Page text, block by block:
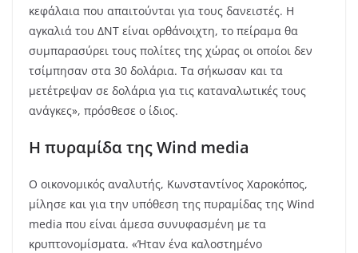
κεφάλαια που απαιτούνται για τους δανειστές. Η
αγκαλιά του ΔΝΤ είναι ορθάνοιχτη, το πείραμα θα
συμπαρασύρει τους πολίτες της χώρας οι οποίοι δεν
τσίμπησαν στα 30 δολάρια. Τα σήκωσαν και τα
μετέτρεψαν σε δολάρια για τις καταναλωτικές τους
ανάγκες», πρόσθεσε ο ίδιος.
Η πυραμίδα της Wind media
O οικονομικός αναλυτής, Κωνσταντίνος Χαροκόπος,
μίλησε και για την υπόθεση της πυραμίδας της Wind
media που είναι άμεσα συνυφασμένη με τα
κρυπτονομίσματα. «Ήταν ένα καλοστημένο